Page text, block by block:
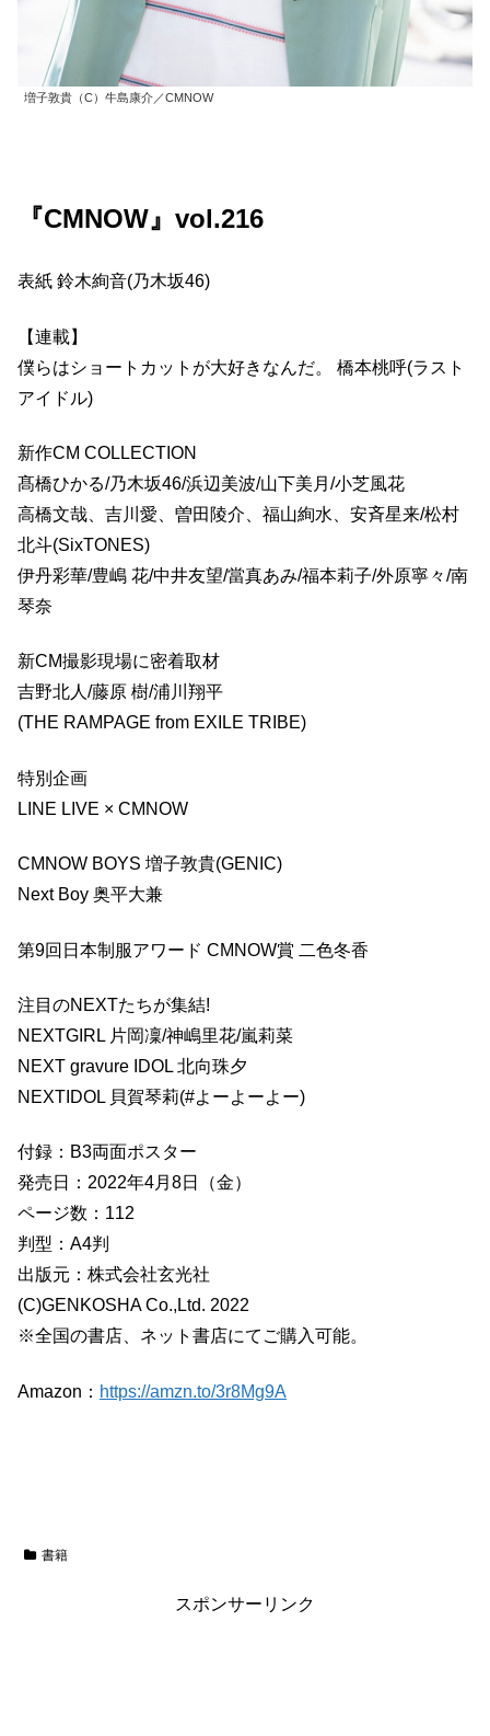
増子敦貴（C）牛島康介／CMNOW
『CMNOW』vol.216
表紙 鈴木絢音(乃木坂46)
【連載】
僕らはショートカットが大好きなんだ。 橋本桃呼(ラスト
アイドル)
新作CM COLLECTION
髙橋ひかる/乃木坂46/浜辺美波/山下美月/小芝風花
高橋文哉、吉川愛、曽田陵介、福山絢水、安斉星来/松村
北斗(SixTONES)
伊丹彩華/豊嶋 花/中井友望/當真あみ/福本莉子/外原寧々/南
琴奈
新CM撮影現場に密着取材
吉野北人/藤原 樹/浦川翔平
(THE RAMPAGE from EXILE TRIBE)
特別企画
LINE LIVE × CMNOW
CMNOW BOYS 増子敦貴(GENIC)
Next Boy 奥平大兼
第9回日本制服アワード CMNOW賞 二色冬香
注目のNEXTたちが集結!
NEXTGIRL 片岡凜/神嶋里花/嵐莉菜
NEXT gravure IDOL 北向珠夕
NEXTIDOL 貝賀琴莉(#よーよーよー)
付録：B3両面ポスター
発売日：2022年4月8日（金）
ページ数：112
判型：A4判
出版元：株式会社玄光社
(C)GENKOSHA Co.,Ltd. 2022
※全国の書店、ネット書店にてご購入可能。
Amazon： https://amzn.to/3r8Mg9A
書籍
スポンサーリンク